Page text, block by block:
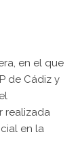
en el que
de Cádiz y
realizada
en la